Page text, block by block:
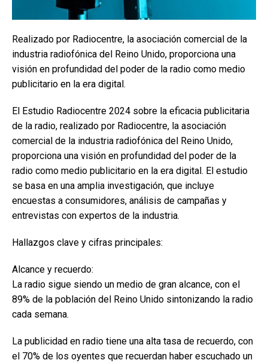
Realizado por Radiocentre, la asociación comercial de la
industria radiofónica del Reino Unido, proporciona una
visión en profundidad del poder de la radio como medio
publicitario en la era digital.
El Estudio Radiocentre 2024 sobre la eficacia publicitaria
de la radio, realizado por Radiocentre, la asociación
comercial de la industria radiofónica del Reino Unido,
proporciona una visión en profundidad del poder de la
radio como medio publicitario en la era digital. El estudio
se basa en una amplia investigación, que incluye
encuestas a consumidores, análisis de campañas y
entrevistas con expertos de la industria.
Hallazgos clave y cifras principales:
Alcance y recuerdo:
La radio sigue siendo un medio de gran alcance, con el
89% de la población del Reino Unido sintonizando la radio
cada semana.
La publicidad en radio tiene una alta tasa de recuerdo, con
el 70% de los oyentes que recuerdan haber escuchado un